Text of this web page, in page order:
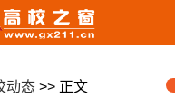
动态 >> 正文